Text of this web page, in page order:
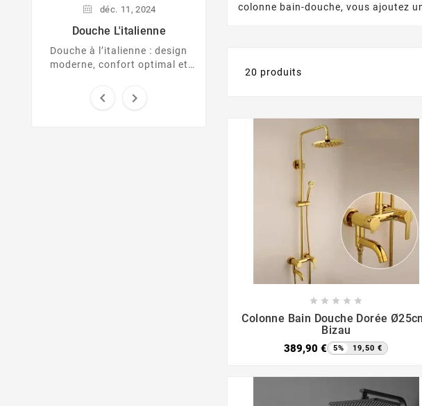
déc. 11, 2024
Douche L'italienne
Douche à l’italienne : design
moderne, confort optimal et
votre salle de bain.
dépaysant. Entre bois naturel,
 
colonne bain-douche, vous ajoutez
20 produits
    
Colonne Bain Douche Dorée
Bizau
389,90 € 5% 19,50 €